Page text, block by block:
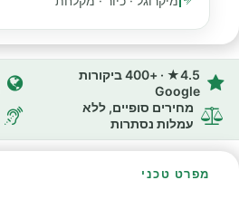
4.5★ · +400 ביקורות
Google
מחירים סופיים, ללא
עמלות נסתרות
מפרט טכני